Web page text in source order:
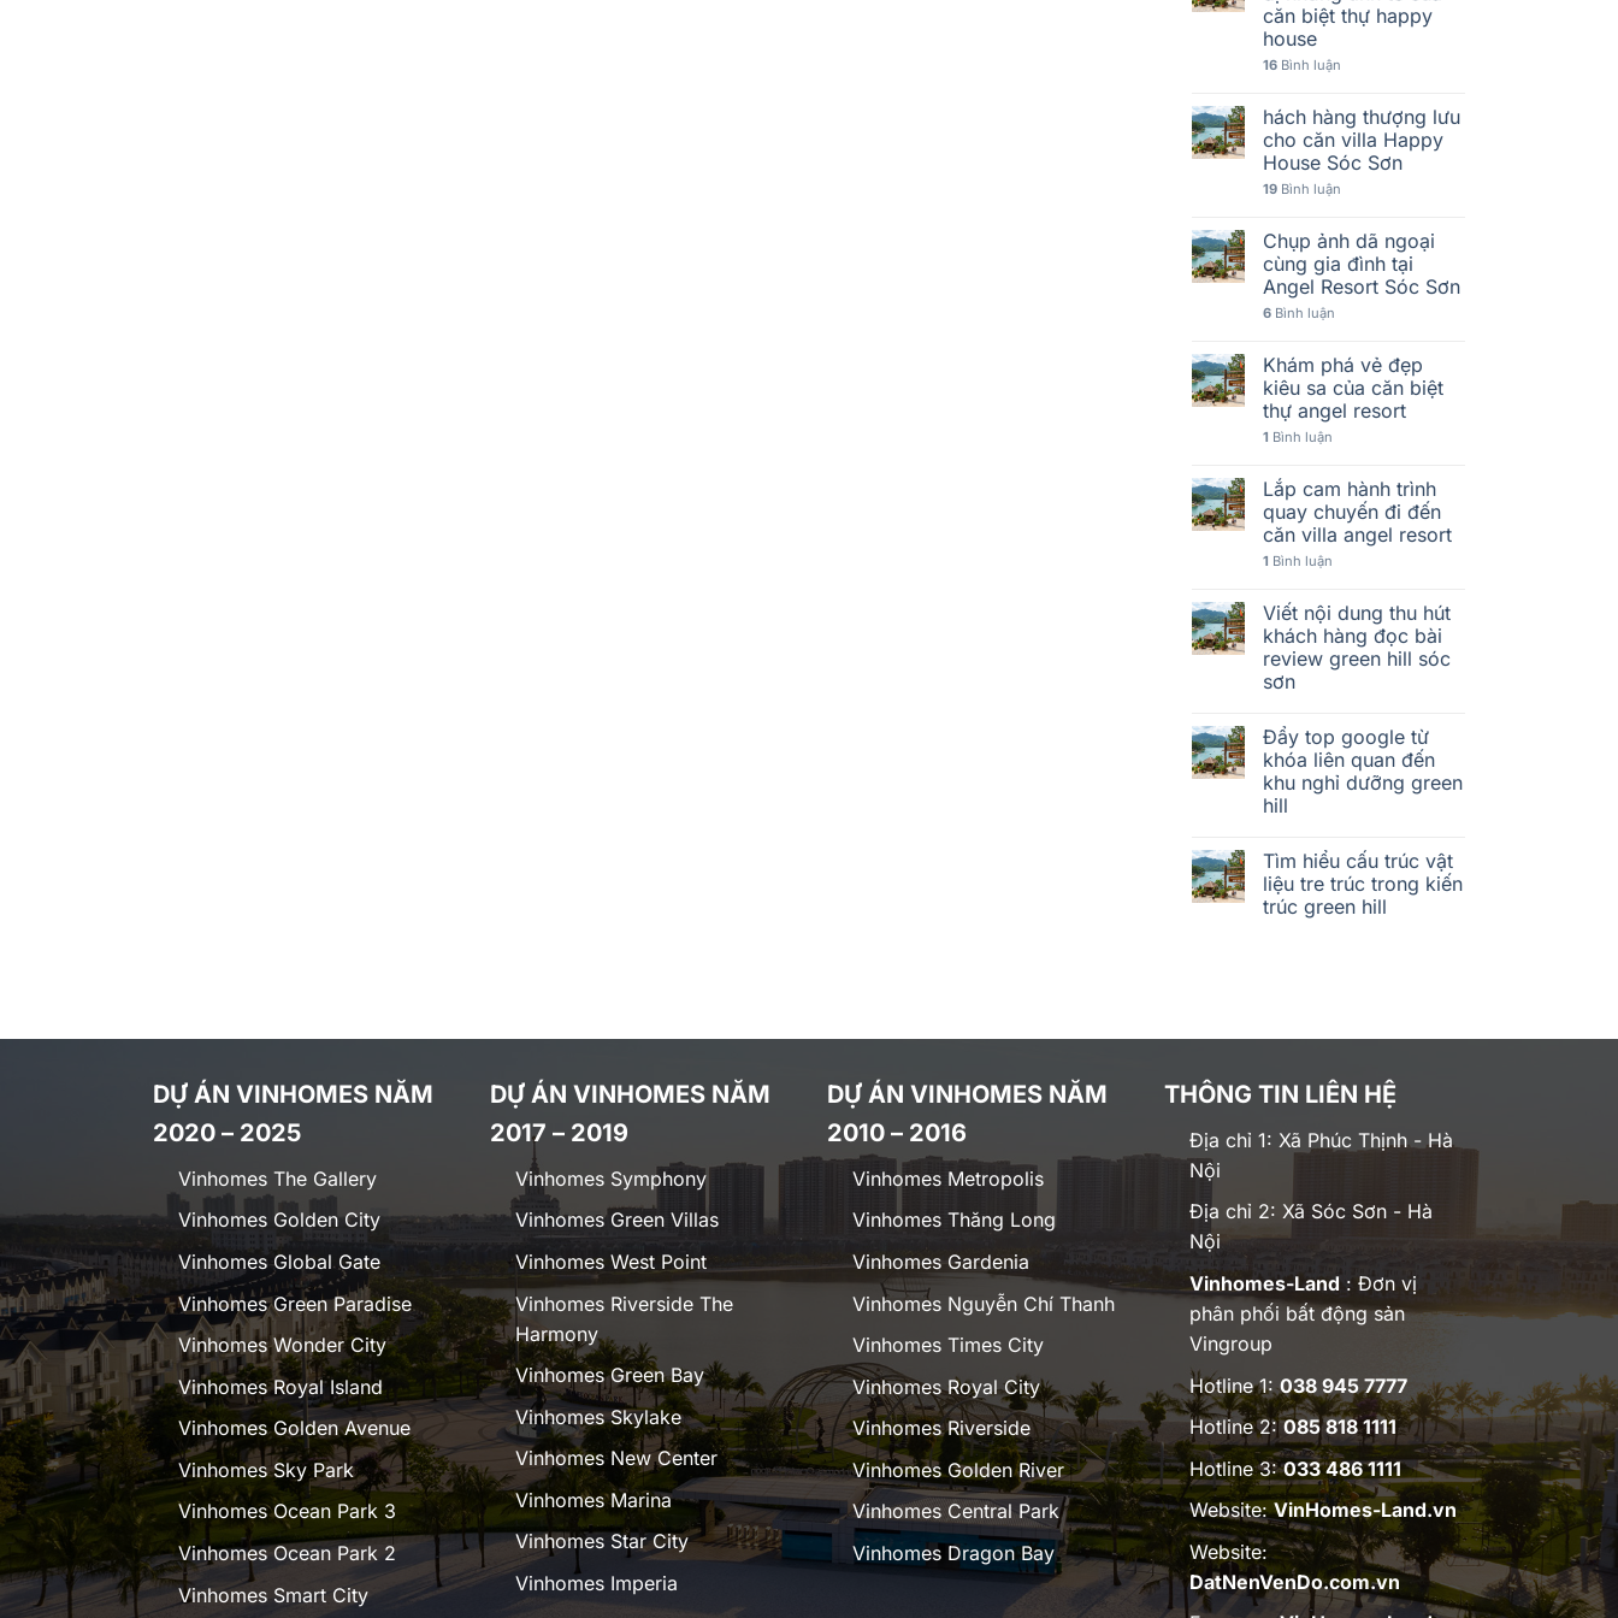
căn biệt thự happy
house
16Bình luận
hách hàng thượng lưu
cho căn villa Happy
House Sóc Sơn
19Bình luận
Chụp ảnh dã ngoại
cùng gia đình tại
Angel Resort Sóc Sơn
6Bình luận
Khám phá vẻ đẹp
kiêu sa của căn biệt
thự angel resort
1 Bình luận
Lắp cam hành trình
quay chuyến đi đến
căn villa angel resort
1 Bình luận
Viết nội dung thu hút
khách hàng đọc bài
review green hill sóc
sơn
Đẩy top google từ
khóa liên quan đến
khu nghỉ dưỡng green
hill
Tìm hiểu cấu trúc vật
liệu tre trúc trong kiến
trúc green hill
DỰ ÁN VINHOMES NĂM
2020 – 2025
Vinhomes The Gallery
Vinhomes Golden City
Vinhomes Global Gate
Vinhomes Green Paradise
Vinhomes Wonder City
Vinhomes Royal Island
Vinhomes Golden Avenue
Vinhomes Sky Park
Vinhomes Ocean Park 3
Vinhomes Ocean Park 2
Vinhomes Smart City
DỰ ÁN VINHOMES NĂM
2017 – 2019
Vinhomes Symphony
Vinhomes Green Villas
Vinhomes West Point
Vinhomes Riverside The
Harmony
Vinhomes Green Bay
Vinhomes Skylake
Vinhomes New Center
Vinhomes Marina
Vinhomes Star City
Vinhomes Imperia
DỰ ÁN VINHOMES NĂM
2010 – 2016
Vinhomes Metropolis
Vinhomes Thăng Long
Vinhomes Gardenia
Vinhomes Nguyễn Chí Thanh
Vinhomes Times City
Vinhomes Royal City
Vinhomes Riverside
Vinhomes Golden River
Vinhomes Central Park
Vinhomes Dragon Bay
THÔNG TIN LIÊN HỆ
Địa chỉ 1: Xã Phúc Thịnh - Hà
Nội
Địa chỉ 2: Xã Sóc Sơn - Hà
Nội
Vinhomes-Land: Đơn vị
phân phối bất động sản
Vingroup
Hotline 1:038 945 7777
Hotline 2:085 818 1111
Hotline 3:033 486 1111
Website:VinHomes-Land.vn
Website:
DatNenVenDo.com.vn